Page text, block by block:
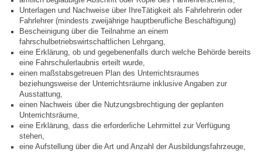
Förderprogramm Balkonkraftwerk
Kommunale Wärmeplanung
Notruf
Betreuung & Bildung
Schulen
Unterlagen und Nachweise über IhreTätigkeit als Fahrlehrerin oder
Fahrlehrer (mindests zweijährige hauptberufliche Beschäftigung)
Bescheinigung über die Teilnahme an einem
fahrschulbetriebswirtschaftlichen Lehrgang,
eine Erklärung, ob und gegebenenfalls durch welche Behörde bereits
eine Fahrschulerlaubnis erteilt wurde,
einen maßstabsgetreuen Plan des Unterrichtsraumes
beziehungsweise der Unterrichtsräume inklusive Angaben zur
Ausstattung,
einen Nachweis über die Nutzungsbrechtigung der geplanten
Unterrichtsräume,
eine Erklärung, dass die erforderliche Lehrmittel zur Verfügung
stehen,
eine Aufstellung über die Art und Anzahl der Ausbildungsfahrzeuge,